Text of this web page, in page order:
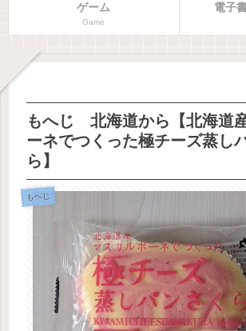
ゲーム
Game
電子
もへじ 北海道から【北海道
ーネでつくった極チーズ蒸し
ら】
もへじ